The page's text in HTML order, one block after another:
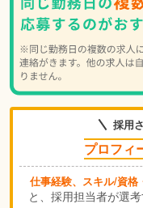
採用
プロフィ
仕事経験、スキル/資格
と、採用担当者が選